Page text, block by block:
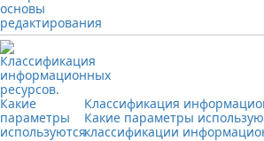
Классификация
Какие параметры
классификации